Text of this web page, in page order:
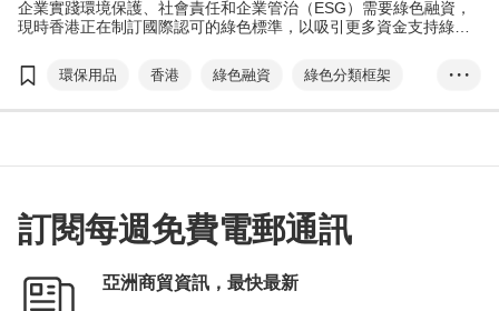
企業實踐環境保護、社會責任和企業管治（ESG）需要綠色融資，
現時香港正在制訂國際認可的綠色標準，以吸引更多資金支持綠色
環保用品 香港 綠色融資
綠色分類框架
環境保護、社會責任和企業管治
ESG
金管局
• • •
訂閱每週免費電郵通訊
亞洲商貿資訊，最快最新